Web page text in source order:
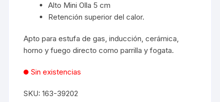
Alto Mini Olla 5 cm
Retención superior del calor.
Apto para estufa de gas, inducción, cerámica,
horno y fuego directo como parrilla y fogata.
Sin existencias
SKU:163-39202